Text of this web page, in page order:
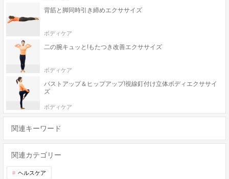
背筋と脚同時引き締めエクササイズ
ボディケア
二の腕キュッと!もたつき改善エクササイズ
ボディケア
バストアップ＆ヒップアップ!視線釘付け立体ボディエクササイ
ズ
ボディケア
関連キーワード
関連カテゴリー
ヘルスケア